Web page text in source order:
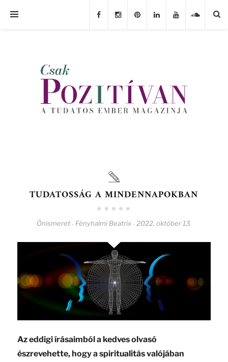
TUDATOSSÁG A MINDENNAPOKBAN
Önismeret - Fényhalmi Beatrix - 2022. október 13.
Az eddigi írásaimból a kedves olvasó
észrevehette, hogy a spiritualitás valójában